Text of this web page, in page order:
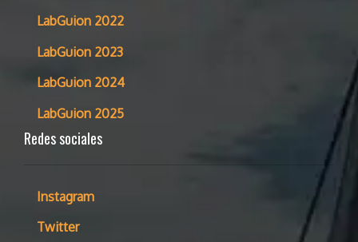
LabGuion 2022
LabGuion 2023
LabGuion 2024
LabGuion 2025
Redes sociales
Instagram
Twitter